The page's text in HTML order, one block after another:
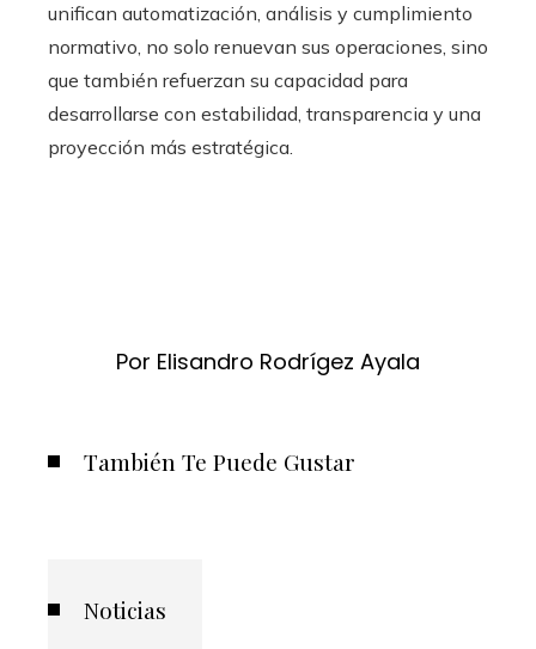
unifican automatización, análisis y cumplimiento
normativo, no solo renuevan sus operaciones, sino
que también refuerzan su capacidad para
desarrollarse con estabilidad, transparencia y una
proyección más estratégica.
Por Elisandro Rodrígez Ayala
También Te Puede Gustar
Noticias